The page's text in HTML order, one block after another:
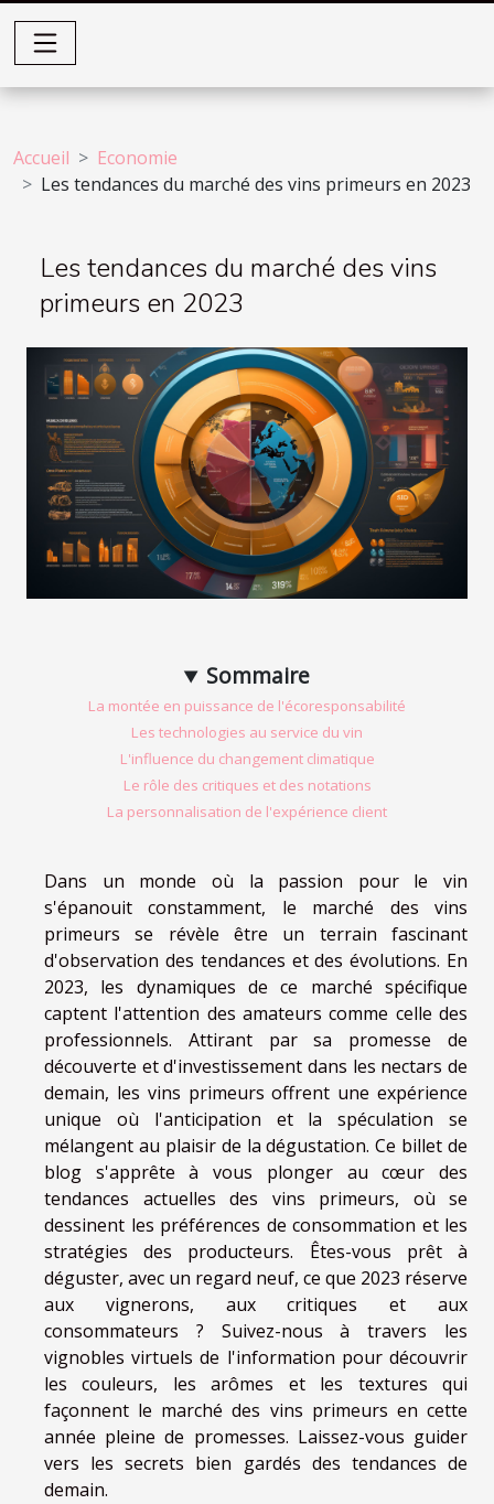
Accueil
Economie
Les tendances du marché des vins primeurs en 2023
Les tendances du marché des vins
primeurs en 2023
Sommaire
La montée en puissance de l'écoresponsabilité
Les technologies au service du vin
L'influence du changement climatique
Le rôle des critiques et des notations
La personnalisation de l'expérience client
Dans un monde où la passion pour le vin
s'épanouit constamment, le marché des vins
primeurs se révèle être un terrain fascinant
d'observation des tendances et des évolutions. En
2023, les dynamiques de ce marché spécifique
captent l'attention des amateurs comme celle des
professionnels. Attirant par sa promesse de
découverte et d'investissement dans les nectars de
demain, les vins primeurs offrent une expérience
unique où l'anticipation et la spéculation se
mélangent au plaisir de la dégustation. Ce billet de
blog s'apprête à vous plonger au cœur des
tendances actuelles des vins primeurs, où se
dessinent les préférences de consommation et les
stratégies des producteurs. Êtes-vous prêt à
déguster, avec un regard neuf, ce que 2023 réserve
aux vignerons, aux critiques et aux
consommateurs ? Suivez-nous à travers les
vignobles virtuels de l'information pour découvrir
les couleurs, les arômes et les textures qui
façonnent le marché des vins primeurs en cette
année pleine de promesses. Laissez-vous guider
vers les secrets bien gardés des tendances de
demain.